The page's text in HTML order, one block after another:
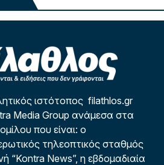
ιστότοπος filathlos.gr
Media Group ανάμεσα στα
που είναι: ο
τηλεοπτικός σταθμός
“Kontra News”, η εβδομαδιαία